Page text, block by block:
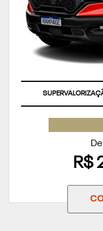
R$